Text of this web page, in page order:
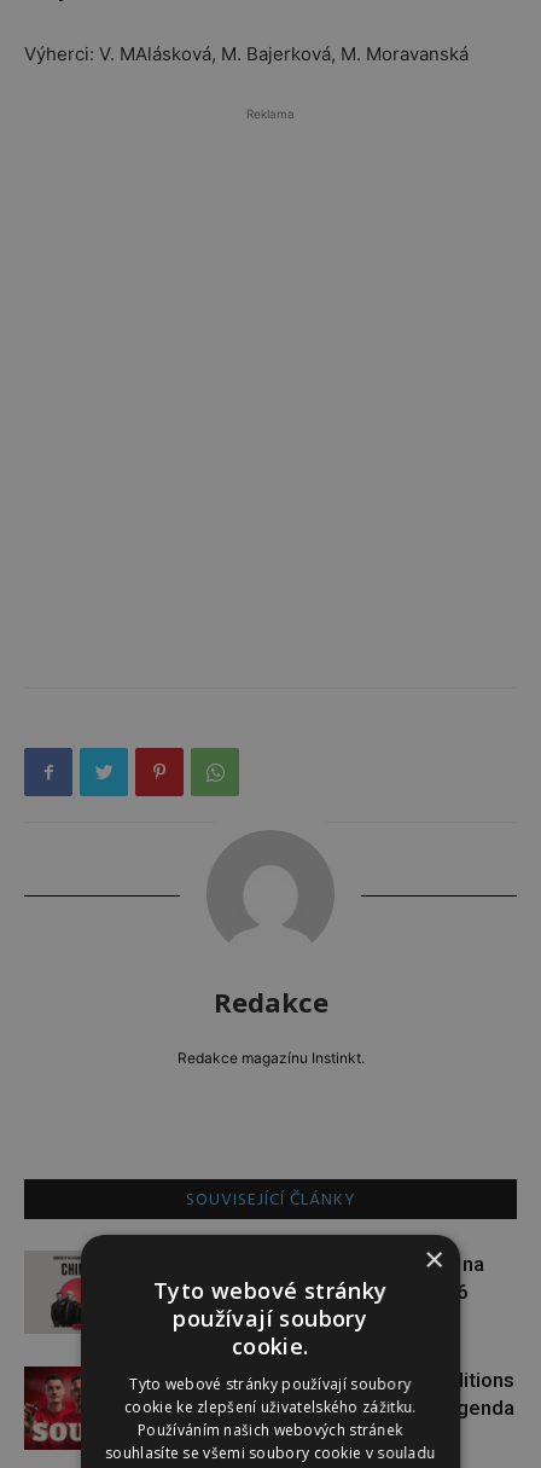
Výherci: V. MAlásková, M. Bajerková, M. Moravanská
Reklama
Redakce
Redakce magazínu Instinkt.
SOUVISEJÍCÍ ČLÁNKY
VÝHERCI: Vyhrajte vstupenky na
Chinaski Open Air Léto 2026
Soutěžte o stavebnici LEGO® Editions
Cristiano Ronaldo – Fotbalová legenda
×
Tyto webové stránky
používají soubory
cookie.
Tyto webové stránky používají soubory
cookie ke zlepšení uživatelského zážitku.
Používáním našich webových stránek
souhlasíte se všemi soubory cookie v souladu